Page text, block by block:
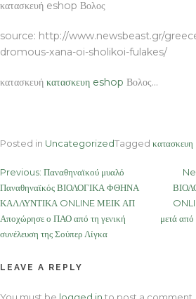
κατασκευή eshop Βολος
source: http://www.newsbeast.gr/
dromous-xana-oi-sholikoi-fulakes/
κατασκευή κατασκευη eshop Βολος…
Posted in UncategorizedTagged
Post
navigation
Previous: Παναθηναϊκού μυαλό
Παναθηναϊκός ΒΙΟΛΟΓΙΚΑ ΦΘΗΝΑ
ΚΑΛΛΥΝΤΙΚΑ ONLINE ΜΕΙΚ ΑΠ
Αποχώρησε ο ΠΑΟ από τη γενική
συνέλευση της Σούπερ Λίγκα
μετά από
LEAVE A REPLY
You must be logged in to post a comment.